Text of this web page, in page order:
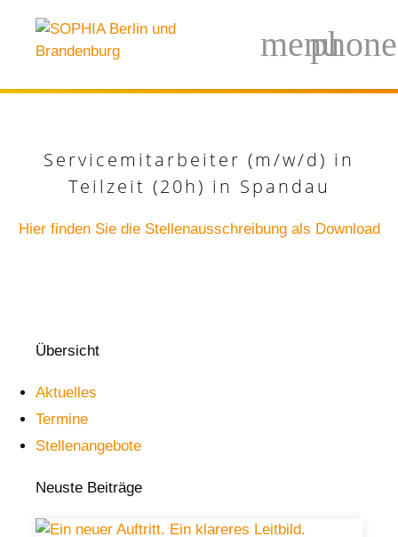
Servicemitarbeiter (m/w/d) in
Teilzeit (20h) in Spandau
Hier finden Sie die Stellenausschreibung als Download
Übersicht
Aktuelles
Termine
Stellenangebote
Neuste Beiträge